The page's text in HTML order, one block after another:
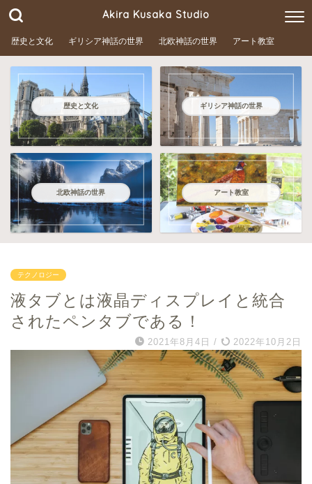
Akira Kusaka Studio
歴史と文化 ギリシア神話の世界 北欧神話の世界 アート教室
歴史と文化 ギリシア神話の世界
北欧神話の世界 アート教室
テクノロジー
液タブとは液晶ディスプレイと統合
されたペンタブである！
2021年8月4日 / 2022年10月2日